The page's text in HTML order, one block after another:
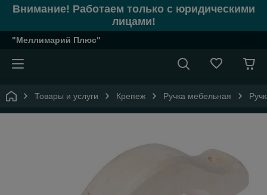
Внимание! Работаем только с юридическими
лицами!
"Меллимарий Плюс"
Товары и услуги Крепеж Ручка мебельная